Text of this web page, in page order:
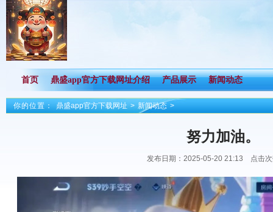
首页 鼎盛app官方下载网址介绍 产品展示 新闻动态
你的位置： 鼎盛app官方下载网址 > 新闻动态 >
努力加油。
发布日期：2025-05-20 21:13 点击